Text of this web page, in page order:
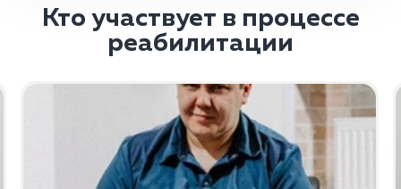
Кто участвует в процессе
реабилитации